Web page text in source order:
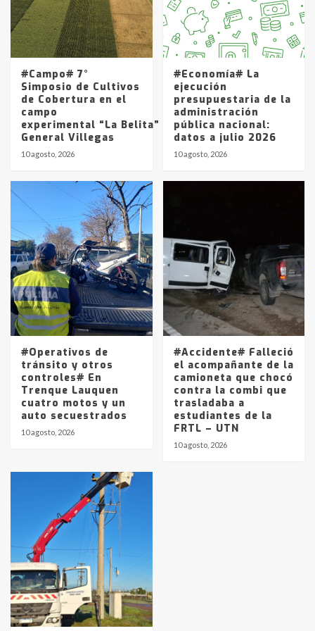
5
Los precios de los combustibles en
La Pampa, desde YPF hasta Axion
entre 857 a 1338 pesos
#Campo# 7°
Simposio de Cultivos
de Cobertura en el
campo
experimental “La Belita” del INTA
General Villegas
10 agosto, 2026
#Economía# La
ejecución
presupuestaria de la
administración
pública nacional:
datos a julio 2026
10 agosto, 2026
#Operativos de
tránsito y otros
controles# En
Trenque Lauquen
cuatro motos y un
auto secuestrados
10 agosto, 2026
#Accidente# Falleció
el acompañante de la
camioneta que chocó
contra la combi que
trasladaba a
estudiantes de la
FRTL – UTN
10 agosto, 2026